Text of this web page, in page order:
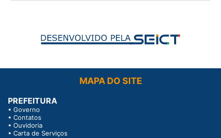
MAPA DO SITE
PREFEITURA
• Governo
• Contatos
• Ouvidoria
• Carta de Serviços